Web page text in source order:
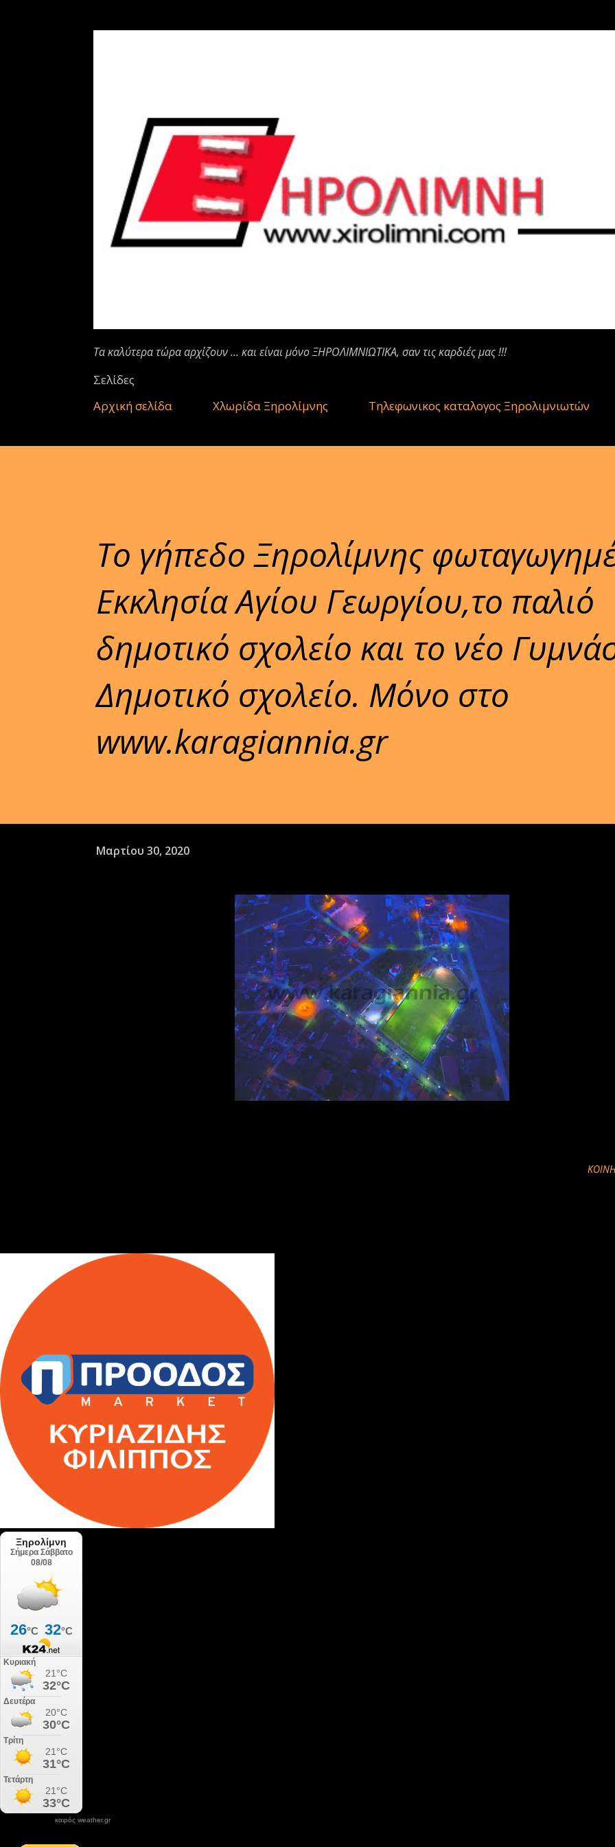
Τα καλύτερα τώρα αρχίζουν ... και είναι μόνο ΞΗΡΟΛΙΜΝΙΩΤΙΚΑ, σαν τις καρδιές μας !!!
Σελίδες
Αρχική σελίδα
Χλωρίδα Ξηρολίμνης Τηλεφωνικος καταλογος Ξηρολιμνιωτών
Το γήπεδο Ξηρολίμνης
Εκκλησία Αγίου Γεωργίου,το παλιό
δημοτικό σχολείο και το νέο
Δημοτικό σχολείο. Μόνο στο
www.karagiannia.gr
Μαρτίου 30, 2020
καιρός weather.gr